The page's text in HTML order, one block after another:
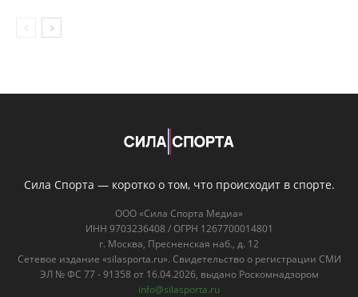
Сила Спорта — коротко о том, что происходит в спорте.
ООО «Сила Спорта Медиа»
ИНН 9703236408 / ОГРН 1267700014801
г. Москва, Пресненская наб., д. 12
Сетевое издание «silasporta.ru». Свидетельство о регистрации СМИ
ЭЛ № ФС 77 - 91358 от 16.04.2026, выдано Роскомнадзором
info@silasporta.ru